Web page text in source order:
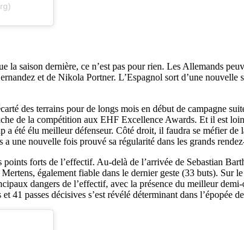
saison dernière, ce n’est pas pour rien. Les Allemands
et de Nikola Portner. L’Espagnol sort d’une
des terrains pour de longs mois en début de campagne
de la compétition aux EHF Excellence Awards. Et il est
a été élu meilleur défenseur. Côté droit, il faudra se méfier
une nouvelle fois prouvé sa régularité dans les grands
forts de l’effectif. Au-delà de l’arrivée de Sebastian
également fiable dans le dernier geste (33 buts).
dangers de l’effectif, avec la présence du meilleur
41 passes décisives s’est révélé déterminant dans l’épopée